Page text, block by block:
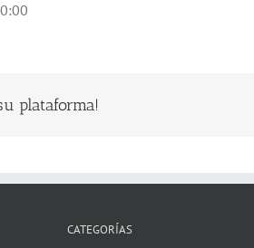
plataforma!
CATEGORÍAS